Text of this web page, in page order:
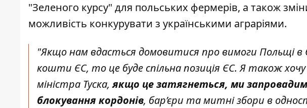
"Зеленого курсу" для польських фермерів, а також
можливість конкурувати з українськими аграріями.
"Якщо нам вдасться домовитися про вимоги Польщі в
кошти ЄС, то це буде спільна позиція ЄС. Я також
міністра Туска,якщо це затягнеться, ми
блокування кордонів, бар’єри та митні збори в